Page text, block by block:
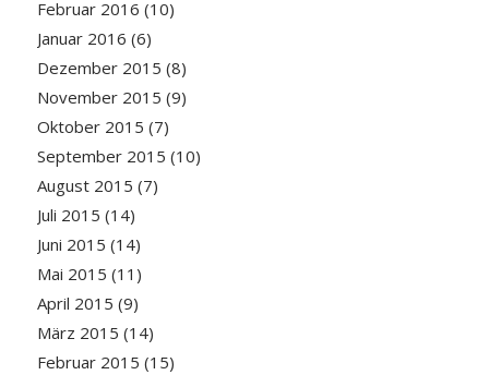
Februar 2016 (10)
Januar 2016 (6)
Dezember 2015 (8)
November 2015 (9)
Oktober 2015 (7)
September 2015 (10)
August 2015 (7)
Juli 2015 (14)
Juni 2015 (14)
Mai 2015 (11)
April 2015 (9)
März 2015 (14)
Februar 2015 (15)